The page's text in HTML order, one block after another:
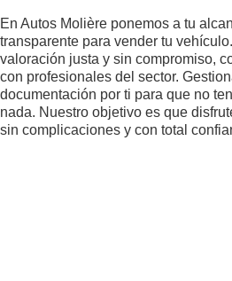
En Autos Molière ponemos a tu
transparente para vender tu
valoración justa y sin compromiso,
con profesionales del sector.
documentación por ti para que no
nada. Nuestro objetivo es que
sin complicaciones y con total